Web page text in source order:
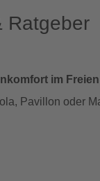
Ratgeber
im Freien
Pavillon oder